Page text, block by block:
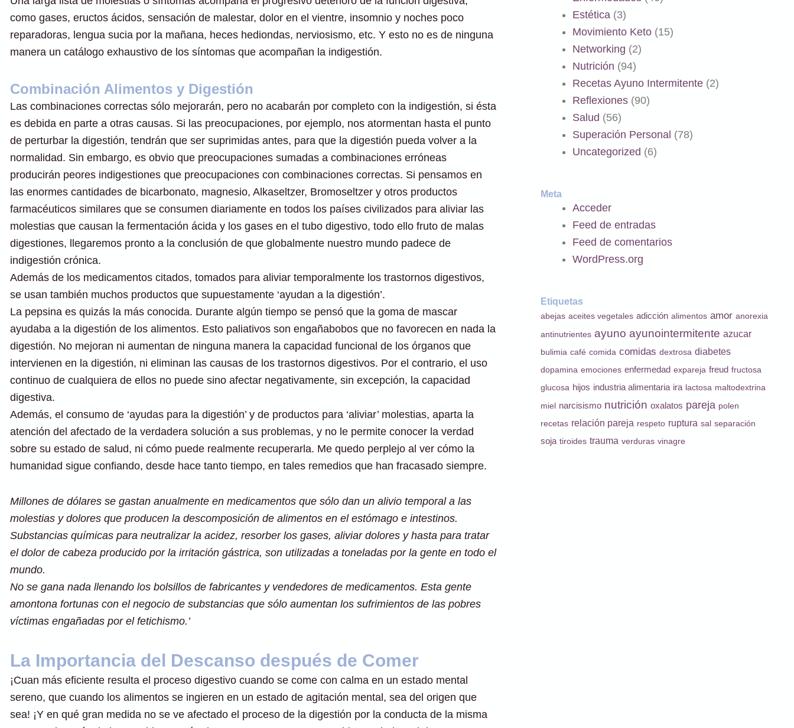
como gases, eructos ácidos, sensación de malestar, dolor en el vientre, insomnio y noches poco
reparadoras, lengua sucia por la mañana, heces hediondas, nerviosismo, etc. Y esto no es de ninguna
manera un catálogo exhaustivo de los síntomas que acompañan la indigestión.
Combinación Alimentos y Digestión
Las combinaciones correctas sólo mejorarán, pero no acabarán por completo con la indigestión, si ésta
es debida en parte a otras causas. Si las preocupaciones, por ejemplo, nos atormentan hasta el punto
de perturbar la digestión, tendrán que ser suprimidas antes, para que la digestión pueda volver a la
normalidad. Sin embargo, es obvio que preocupaciones sumadas a combinaciones erróneas
producirán peores indigestiones que preocupaciones con combinaciones correctas. Si pensamos en
las enormes cantidades de bicarbonato, magnesio, Alkaseltzer, Bromoseltzer y otros productos
farmacéuticos similares que se consumen diariamente en todos los países civilizados para aliviar las
molestias que causan la fermentación ácida y los gases en el tubo digestivo, todo ello fruto de malas
digestiones, llegaremos pronto a la conclusión de que globalmente nuestro mundo padece de
indigestión crónica.
Además de los medicamentos citados, tomados para aliviar temporalmente los trastornos digestivos,
se usan también muchos productos que supuestamente ‘ayudan a la digestión’.
La pepsina es quizás la más conocida. Durante algún tiempo se pensó que la goma de mascar
ayudaba a la digestión de los alimentos. Esto paliativos son engañabobos que no favorecen en nada la
digestión. No mejoran ni aumentan de ninguna manera la capacidad funcional de los órganos que
intervienen en la digestión, ni eliminan las causas de los trastornos digestivos. Por el contrario, el uso
continuo de cualquiera de ellos no puede sino afectar negativamente, sin excepción, la capacidad
digestiva.
Además, el consumo de ‘ayudas para la digestión’ y de productos para ‘aliviar’ molestias, aparta la
atención del afectado de la verdadera solución a sus problemas, y no le permite conocer la verdad
sobre su estado de salud, ni cómo puede realmente recuperarla. Me quedo perplejo al ver cómo la
humanidad sigue confiando, desde hace tanto tiempo, en tales remedios que han fracasado siempre.
Millones de dólares se gastan anualmente en medicamentos que sólo dan un alivio temporal a las
molestias y dolores que producen la descomposición de alimentos en el estómago e intestinos.
Substancias químicas para neutralizar la acidez, resorber los gases, aliviar dolores y hasta para tratar
el dolor de cabeza producido por la irritación gástrica, son utilizadas a toneladas por la gente en todo el
mundo.
No se gana nada llenando los bolsillos de fabricantes y vendedores de medicamentos. Esta gente
amontona fortunas con el negocio de substancias que sólo aumentan los sufrimientos de las pobres
víctimas engañadas por el fetichismo.’
La Importancia del Descanso después de Comer
¡Cuan más eficiente resulta el proceso digestivo cuando se come con calma en un estado mental
sereno, que cuando los alimentos se ingieren en un estado de agitación mental, sea del origen que
sea! ¡Y en qué gran medida no se ve afectado el proceso de la digestión por la conducta de la misma
Estética (3)
Movimiento Keto (15)
Networking (2)
Nutrición (94)
Recetas Ayuno Intermitente (2)
Reflexiones (90)
Salud (56)
Superación Personal (78)
Uncategorized (6)
Meta
Acceder
Feed de entradas
Feed de comentarios
WordPress.org
Etiquetas
abejas aceites vegetales adicción alimentos amor anorexia
antinutrientes ayuno ayunointermitente azucar
bulimia café comida comidas dextrosa diabetes
dopamina emociones enfermedad expareja freud fructosa
glucosa hijos industria alimentaria ira lactosa maltodextrina
miel narcisismo nutrición oxalatos pareja polen
recetas relación pareja respeto ruptura sal separación
soja tiroides trauma verduras vinagre